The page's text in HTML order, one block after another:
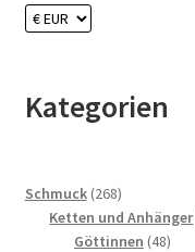
Kategorien
Schmuck 268268
Produkte
Ketten und Anhänger
Göttinnen 4848